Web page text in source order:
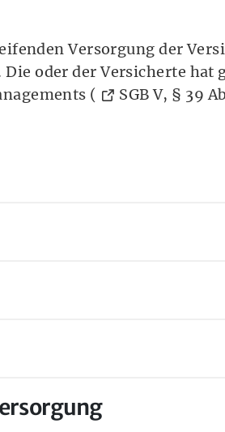
Versorgung der
oder der Versicherte hat
(
SGB V, § 39